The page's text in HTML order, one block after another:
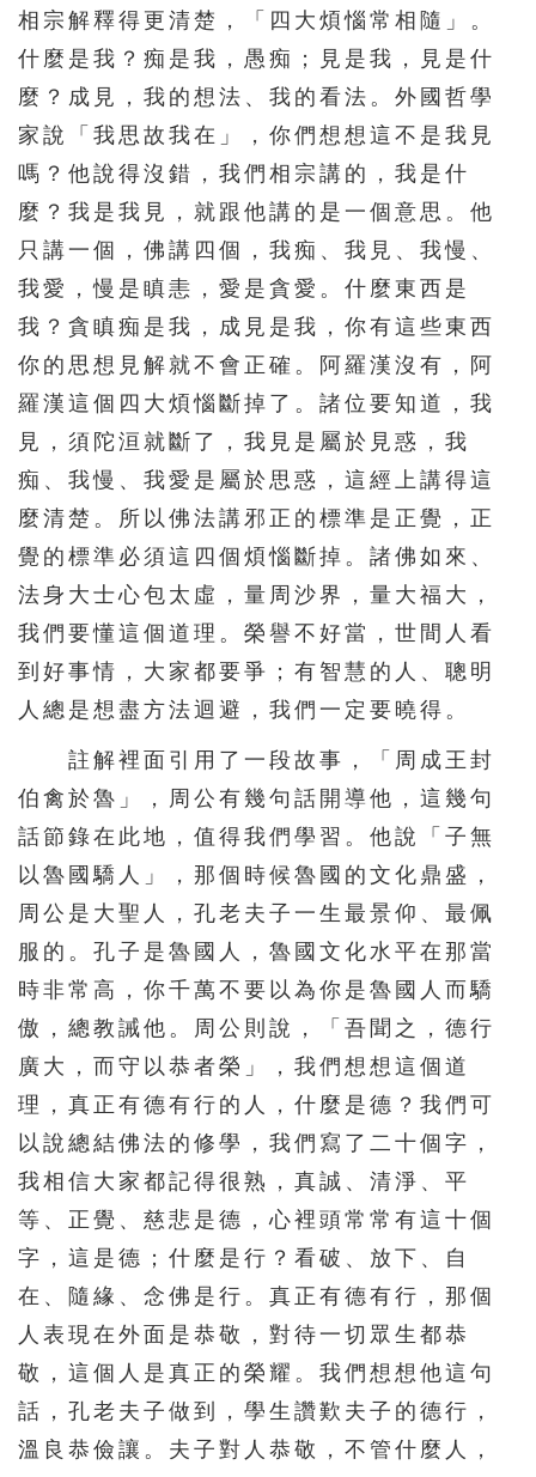
相宗解釋得更清楚，「四大煩惱常相隨」。
什麼是我？痴是我，愚痴；見是我，見是什
麼？成見，我的想法、我的看法。外國哲學
家說「我思故我在」，你們想想這不是我見
嗎？他說得沒錯，我們相宗講的，我是什
麼？我是我見，就跟他講的是一個意思。他
只講一個，佛講四個，我痴、我見、我慢、
我愛，慢是瞋恚，愛是貪愛。什麼東西是
我？貪瞋痴是我，成見是我，你有這些東西
你的思想見解就不會正確。阿羅漢沒有，阿
羅漢這個四大煩惱斷掉了。諸位要知道，我
見，須陀洹就斷了，我見是屬於見惑，我
痴、我慢、我愛是屬於思惑，這經上講得這
麼清楚。所以佛法講邪正的標準是正覺，正
覺的標準必須這四個煩惱斷掉。諸佛如來、
法身大士心包太虛，量周沙界，量大福大，
我們要懂這個道理。榮譽不好當，世間人看
到好事情，大家都要爭；有智慧的人、聰明
人總是想盡方法迴避，我們一定要曉得。
註解裡面引用了一段故事，「周成王封
伯禽於魯」，周公有幾句話開導他，這幾句
話節錄在此地，值得我們學習。他說「子無
以魯國驕人」，那個時候魯國的文化鼎盛，
周公是大聖人，孔老夫子一生最景仰、最佩
服的。孔子是魯國人，魯國文化水平在那當
時非常高，你千萬不要以為你是魯國人而驕
傲，總教誡他。周公則說，「吾聞之，德行
廣大，而守以恭者榮」，我們想想這個道
理，真正有德有行的人，什麼是德？我們可
以說總結佛法的修學，我們寫了二十個字，
我相信大家都記得很熟，真誠、清淨、平
等、正覺、慈悲是德，心裡頭常常有這十個
字，這是德；什麼是行？看破、放下、自
在、隨緣、念佛是行。真正有德有行，那個
人表現在外面是恭敬，對待一切眾生都恭
敬，這個人是真正的榮耀。我們想想他這句
話，孔老夫子做到，學生讚歎夫子的德行，
溫良恭儉讓。夫子對人恭敬，不管什麼人，